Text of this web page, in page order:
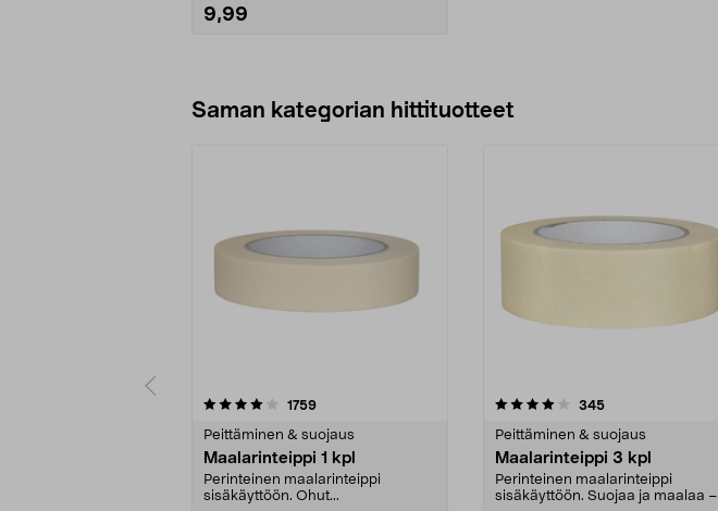
9,99
Saman kategorian hittituotteet
1759arvostelut
Peittäminen & suojaus
Maalarinteippi 1 kpl
Perinteinen maalarinteippi
sisäkäyttöön. Ohut...
4.0 viidestä
345arvostelut
Peittäminen & suojaus
Maalarinteippi 3 kpl
Perinteinen maalarinteippi
sisäkäyttöön. Suojaa ja maalaa –
4.0 viidestä